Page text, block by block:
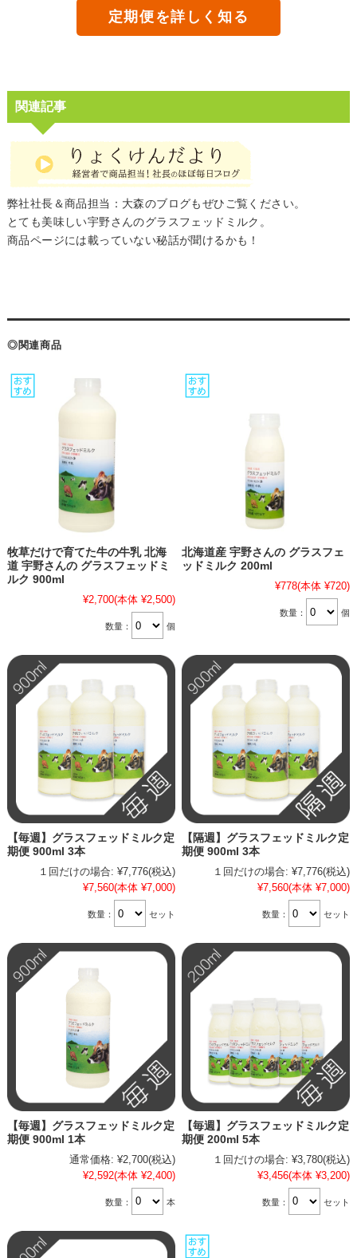
定期便を詳しく知る
関連記事
弊社社長＆商品担当：大森のブログもぜひご覧ください。
とても美味しい宇野さんのグラスフェッドミルク。
商品ページには載っていない秘話が聞けるかも！
◎関連商品
牧草だけで育てた牛の牛乳 北海
道 宇野さんの グラスフェッドミ
ルク 900ml
¥2,700(本体 ¥2,500)
数量： 個
北海道産 宇野さんの グラスフェ
ッドミルク 200ml
¥778(本体 ¥720)
数量： 個
【毎週】グラスフェッドミルク定
期便 900ml 3本
１回だけの場合: ¥7,776(税込)
¥7,560(本体 ¥7,000)
数量： セット
【隔週】グラスフェッドミルク定
期便 900ml 3本
１回だけの場合: ¥7,776(税込)
¥7,560(本体 ¥7,000)
数量： セット
【毎週】グラスフェッドミルク定
期便 900ml 1本
通常価格: ¥2,700(税込)
¥2,592(本体 ¥2,400)
数量： 本
【毎週】グラスフェッドミルク定
期便 200ml 5本
１回だけの場合: ¥3,780(税込)
¥3,456(本体 ¥3,200)
数量： セット